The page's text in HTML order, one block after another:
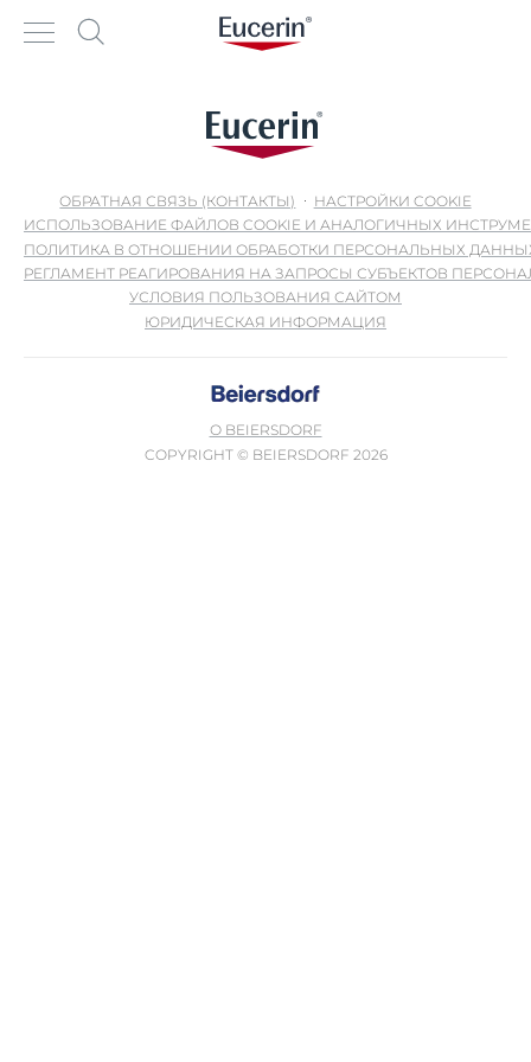
ОБРАТНАЯ СВЯЗЬ (КОНТАКТЫ)
НАСТРОЙКИ COOKIE
ИСПОЛЬЗОВАНИЕ ФАЙЛОВ COOKIE И АНАЛОГИЧНЫХ
ПОЛИТИКА В ОТНОШЕНИИ ОБРАБОТКИ ПЕРСОНАЛЬНЫХ
РЕГЛАМЕНТ РЕАГИРОВАНИЯ НА ЗАПРОСЫ СУБЪЕКТОВ
УСЛОВИЯ ПОЛЬЗОВАНИЯ САЙТОМ
ЮРИДИЧЕСКАЯ ИНФОРМАЦИЯ
О BEIERSDORF
COPYRIGHT © BEIERSDORF 2026